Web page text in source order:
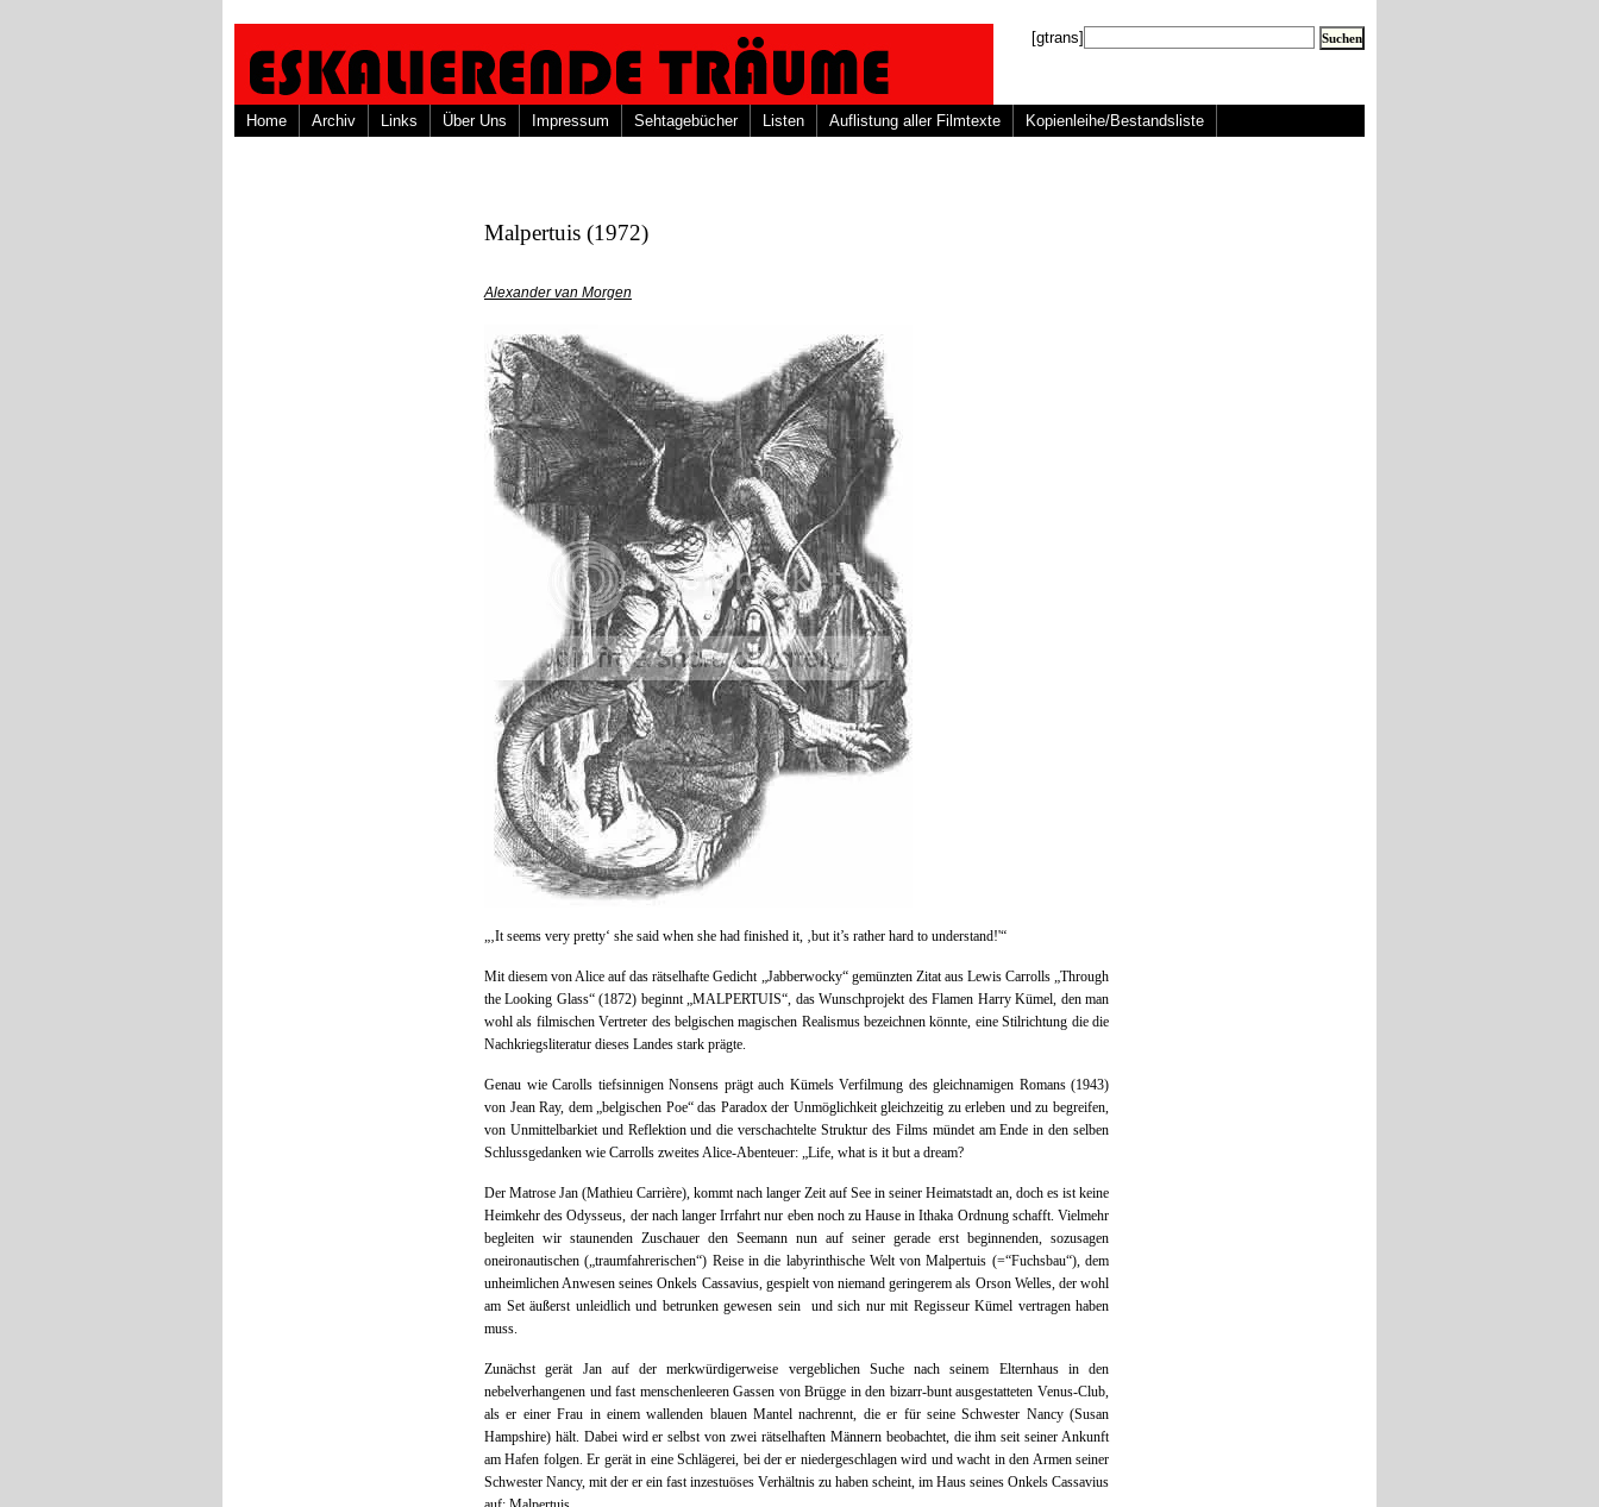
[gtrans]
Home Archiv Links Über Uns Impressum Sehtagebücher Listen Auflistung aller Filmtexte Kopienleihe/Bestandsliste
Malpertuis (1972)
Alexander van Morgen
„‚It seems very pretty‘ she said when she had finished it, ‚but it’s rather hard to understand!'“
Mit diesem von Alice auf das rätselhafte Gedicht „Jabberwocky“ gemünzten Zitat aus Lewis Carrolls „Through
the Looking Glass“ (1872) beginnt „MALPERTUIS“, das Wunschprojekt des Flamen Harry Kümel, den man
wohl als filmischen Vertreter des belgischen magischen Realismus bezeichnen könnte, eine Stilrichtung die die
Nachkriegsliteratur dieses Landes stark prägte.
Genau wie Carolls tiefsinnigen Nonsens prägt auch Kümels Verfilmung des gleichnamigen Romans (1943)
von Jean Ray, dem „belgischen Poe“ das Paradox der Unmöglichkeit gleichzeitig zu erleben und zu begreifen,
von Unmittelbarkiet und Reflektion und die verschachtelte Struktur des Films mündet am Ende in den selben
Schlussgedanken wie Carrolls zweites Alice-Abenteuer: „Life, what is it but a dream?
Der Matrose Jan (Mathieu Carrière), kommt nach langer Zeit auf See in seiner Heimatstadt an, doch es ist keine
Heimkehr des Odysseus, der nach langer Irrfahrt nur eben noch zu Hause in Ithaka Ordnung schafft. Vielmehr
begleiten wir staunenden Zuschauer den Seemann nun auf seiner gerade erst beginnenden, sozusagen
oneironautischen („traumfahrerischen“) Reise in die labyrinthische Welt von Malpertuis (=“Fuchsbau“), dem
unheimlichen Anwesen seines Onkels Cassavius, gespielt von niemand geringerem als Orson Welles, der wohl
am Set äußerst unleidlich und betrunken gewesen sein und sich nur mit Regisseur Kümel vertragen haben
muss.
Zunächst gerät Jan auf der merkwürdigerweise vergeblichen Suche nach seinem Elternhaus in den
nebelverhangenen und fast menschenleeren Gassen von Brügge in den bizarr-bunt ausgestatteten Venus-Club,
als er einer Frau in einem wallenden blauen Mantel nachrennt, die er für seine Schwester Nancy (Susan
Hampshire) hält. Dabei wird er selbst von zwei rätselhaften Männern beobachtet, die ihm seit seiner Ankunft
am Hafen folgen. Er gerät in eine Schlägerei, bei der er niedergeschlagen wird und wacht in den Armen seiner
Schwester Nancy, mit der er ein fast inzestuöses Verhältnis zu haben scheint, im Haus seines Onkels Cassavius